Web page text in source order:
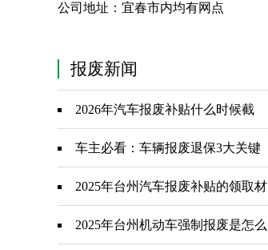
公司地址：宜春市内均有网点
报废新闻
2026年汽车报废补贴什么时候截
止？权威答案+时效提醒
车主必看：车辆报废退保3大关键
步骤+避坑指南
2025年台州汽车报废补贴的领取材
料要哪些？
2025年台州机动车强制报废是怎么